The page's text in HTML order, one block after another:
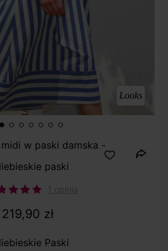
Looks
w paski damska -
paski
219,90 zł
Paski